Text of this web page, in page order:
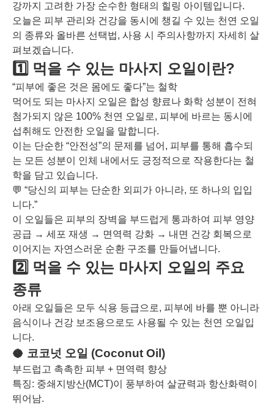
강까지 고려한 가장 순수한 형태의 힐링 아이템입니다.
오늘은 피부 관리와 건강을 동시에 챙길 수 있는 천연 오일
의 종류와 올바른 선택법, 사용 시 주의사항까지 자세히 살
펴보겠습니다.
1️⃣ 먹을 수 있는 마사지 오일이란?
“피부에 좋은 것은 몸에도 좋다”는 철학
먹어도 되는 마사지 오일은 합성 향료나 화학 성분이 전혀
첨가되지 않은 100% 천연 오일로, 피부에 바르는 동시에
섭취해도 안전한 오일을 말합니다.
이는 단순한 “안전성”의 문제를 넘어, 피부를 통해 흡수되
는 모든 성분이 인체 내에서도 긍정적으로 작용한다는 철
학을 담고 있습니다.
💬 “당신의 피부는 단순한 외피가 아니라, 또 하나의 입입
니다.”
이 오일들은 피부의 장벽을 부드럽게 통과하여 피부 영양
공급 → 세포 재생 → 면역력 강화 → 내면 건강 회복으로
이어지는 자연스러운 순환 구조를 만들어냅니다.
2️⃣ 먹을 수 있는 마사지 오일의 주요
종류
아래 오일들은 모두 식용 등급으로, 피부에 바를 뿐 아니라
음식이나 건강 보조용으로도 사용될 수 있는 천연 오일입
니다.
🥥 코코넛 오일 (Coconut Oil)
부드럽고 촉촉한 피부 + 면역력 향상
특징: 중쇄지방산(MCT)이 풍부하여 살균력과 항산화력이
뛰어남.